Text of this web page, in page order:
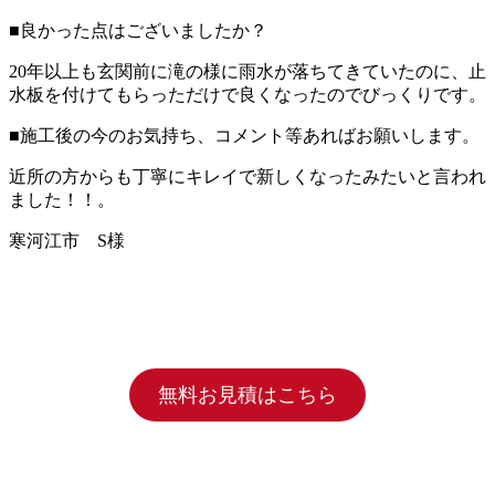
■良かった点はございましたか？
20年以上も玄関前に滝の様に雨水が落ちてきていたのに、止
水板を付けてもらっただけで良くなったのでびっくりです。
■施工後の今のお気持ち、コメント等あればお願いします。
近所の方からも丁寧にキレイで新しくなったみたいと言われ
ました！！。
寒河江市 S様
無料お見積はこちら